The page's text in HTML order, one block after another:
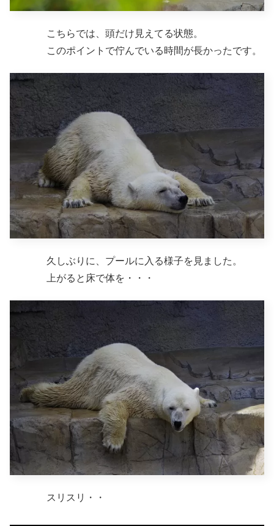
こちらでは、頭だけ見えてる状態。
このポイントで佇んでいる時間が長かったです。
久しぶりに、プールに入る様子を見ました。
上がると床で体を・・・
スリスリ・・